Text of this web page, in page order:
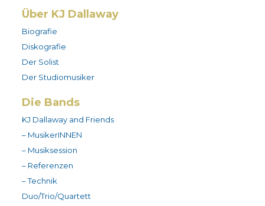
Über KJ Dallaway
Biografie
Diskografie
Der Solist
Der Studiomusiker
Die Bands
KJ Dallaway and Friends
– MusikerINNEN
– Musiksession
– Referenzen
– Technik
Duo/Trio/Quartett